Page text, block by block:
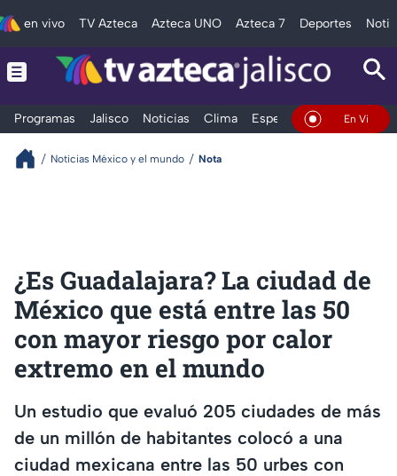
en vivo TV Azteca Azteca UNO Azteca 7 Deportes
Programas Jalisco Noticias Clima Espectáculos Deportes
En Vivo
Noticias México y el mundo Nota
¿Es Guadalajara? La ciudad de
México que está entre las 50
con mayor riesgo por calor
extremo en el mundo
Un estudio que evaluó 205 ciudades de más
de un millón de habitantes colocó a una
ciudad mexicana entre las 50 urbes con